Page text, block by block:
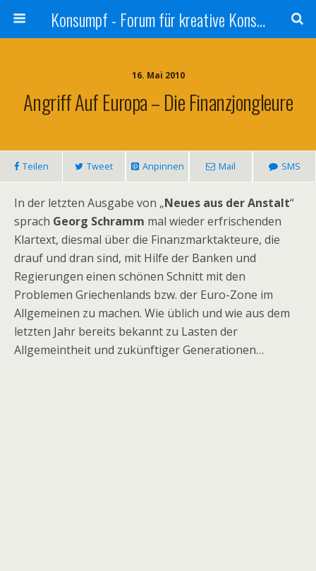
Konsumpf - Forum für kreative Konsumkritik - Culture Jamming, Nachhaltigkeit, Konzernkritik, Adbusting
16. Mai 2010
Angriff Auf Europa – Die Finanzjongleure
Teilen Tweet Anpinnen Mail SMS
In der letzten Ausgabe von „Neues aus der Anstalt“
sprach Georg Schramm mal wieder erfrischenden
Klartext, diesmal über die Finanzmarktakteure, die
drauf und dran sind, mit Hilfe der Banken und
Regierungen einen schönen Schnitt mit den
Problemen Griechenlands bzw. der Euro-Zone im
Allgemeinen zu machen. Wie üblich und wie aus dem
letzten Jahr bereits bekannt zu Lasten der
Allgemeintheit und zukünftiger Generationen…